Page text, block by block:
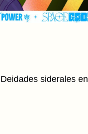
siderales en